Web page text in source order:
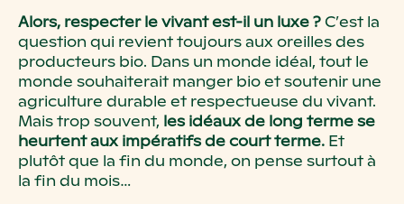
Alors, respecter le vivant est-il un luxe ? C’est la
question qui revient toujours aux oreilles des
producteurs bio. Dans un monde idéal, tout le
monde souhaiterait manger bio et soutenir une
agriculture durable et respectueuse du vivant.
Mais trop souvent, les idéaux de long terme se
heurtent aux impératifs de court terme. Et
plutôt que la fin du monde, on pense surtout à
la fin du mois…